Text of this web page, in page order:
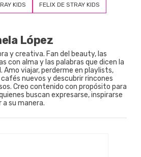
KIDS FELIX DE STRAY KIDS
López
y creativa. Fan del beauty, las
con alma y las palabras que dicen la
Amo viajar, perderme en playlists,
nuevos y descubrir rincones
Creo contenido con propósito para
buscan expresarse, inspirarse
a su manera.